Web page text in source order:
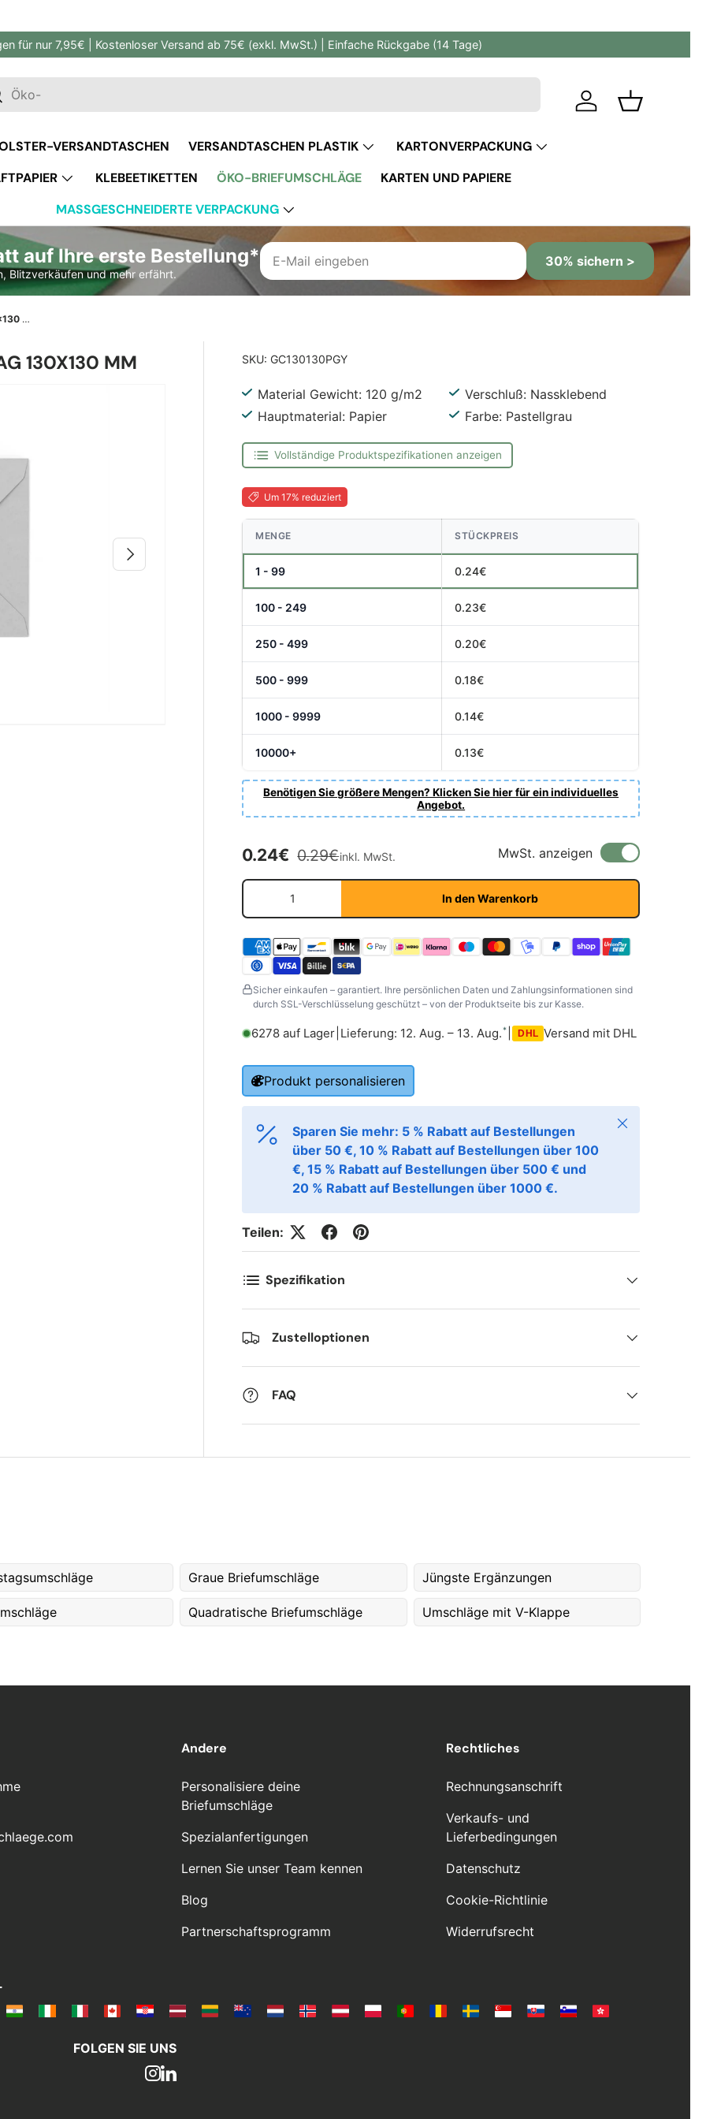
für nur 7,95€ | Kostenloser Versand ab 75€ (exkl. MwSt.) | Einfache Rückgabe (14 Tage)
Einloggen
VERSANDTASCHEN VERSANDTASCHEN PLASTIK
KARTONVERPACKUNG
KLEBEETIKETTEN ÖKO-BRIEFUMSCHLÄGE
KARTEN UND PAPIERE
MASSGESCHNEIDERTE VERPACKUNG
auf Ihre erste Bestellung*
Blitzverkäufen und mehr erfährt.
30% sichern >
Pastellgrauer Briefumschlag 130x130 mm
130X130 MM
Nächste
SKU: GC130130PGY
Material Gewicht: 120 g/m2
Verschluß: Nassklebend
Hauptmaterial: Papier
Farbe: Pastellgrau
Vollständige Produktspezifikationen anzeigen
Um 17% reduziert
MENGE STÜCKPREIS
1 - 99 0.24€
100 - 249 0.23€
250 - 499 0.20€
500 - 999 0.18€
1000 - 9999 0.14€
10000+ 0.13€
Benötigen Sie größere Mengen? Klicken Sie hier für ein individuelles
Angebot.
Verkaufspreis
0.24€ Normaler Preis
0.29€inkl. MwSt. MwSt. anzeigen
Anzahl
In den Warenkorb
Sicher einkaufen – garantiert. Ihre persönlichen Daten und Zahlungsinformationen sind
durch SSL-Verschlüsselung geschützt – von der Produktseite bis zur Kasse.
6278 auf Lager Lieferung: 12. Aug. – 13. Aug.* DHL Versand mit DHL
Produkt personalisieren
Sparen Sie mehr: 5 % Rabatt auf Bestellungen
über 50 €, 10 % Rabatt auf Bestellungen über 100
€, 15 % Rabatt auf Bestellungen über 500 € und
20 % Rabatt auf Bestellungen über 1000 €.
Schließen
Teilen:
Spezifikation
Zustelloptionen
FAQ
Graue Briefumschläge Jüngste Ergänzungen
Quadratische Briefumschläge Umschläge mit V-Klappe
Andere
Personalisiere deine
Briefumschläge
Spezialanfertigungen
Lernen Sie unser Team kennen
Blog
Partnerschaftsprogramm
Rechtliches
Rechnungsanschrift
Verkaufs- und
Lieferbedingungen
Datenschutz
Cookie-Richtlinie
Widerrufsrecht
FOLGEN SIE UNS